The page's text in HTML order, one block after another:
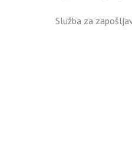
Služba za